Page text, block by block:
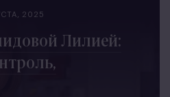
2025
Лилией: